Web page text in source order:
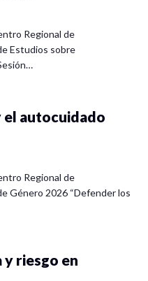
Regional de
Estudios sobre
el autocuidado
Regional de
Género 2026 “Defender los
riesgo en